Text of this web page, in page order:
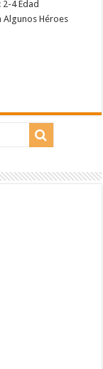
4 Edad
Algunos Héroes